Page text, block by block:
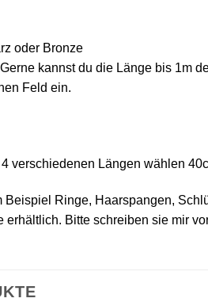
oder Bronze
kannst du die Länge bis 1m
Feld ein.
verschiedenen Längen wählen
Beispiel Ringe, Haarspangen,
erhältlich. Bitte schreiben sie mir